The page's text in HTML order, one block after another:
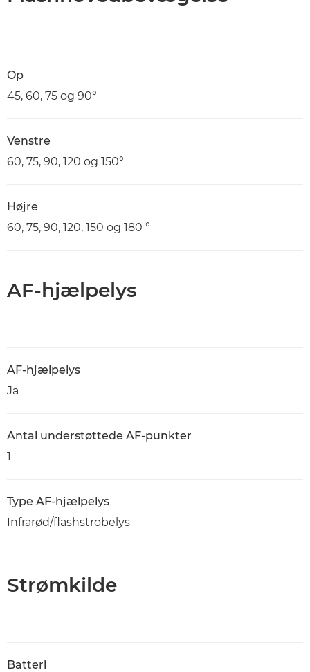
Op
45, 60, 75 og 90°
Venstre
60, 75, 90, 120 og 150°
Højre
60, 75, 90, 120, 150 og 180 °
AF-hjælpelys
AF-hjælpelys
Ja
Antal understøttede AF-punkter
1
Type AF-hjælpelys
Infrarød/flashstrobelys
Strømkilde
Batteri